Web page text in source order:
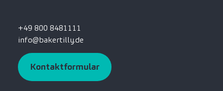
+49 800 8481111
info@bakertilly.de
Kontaktformular